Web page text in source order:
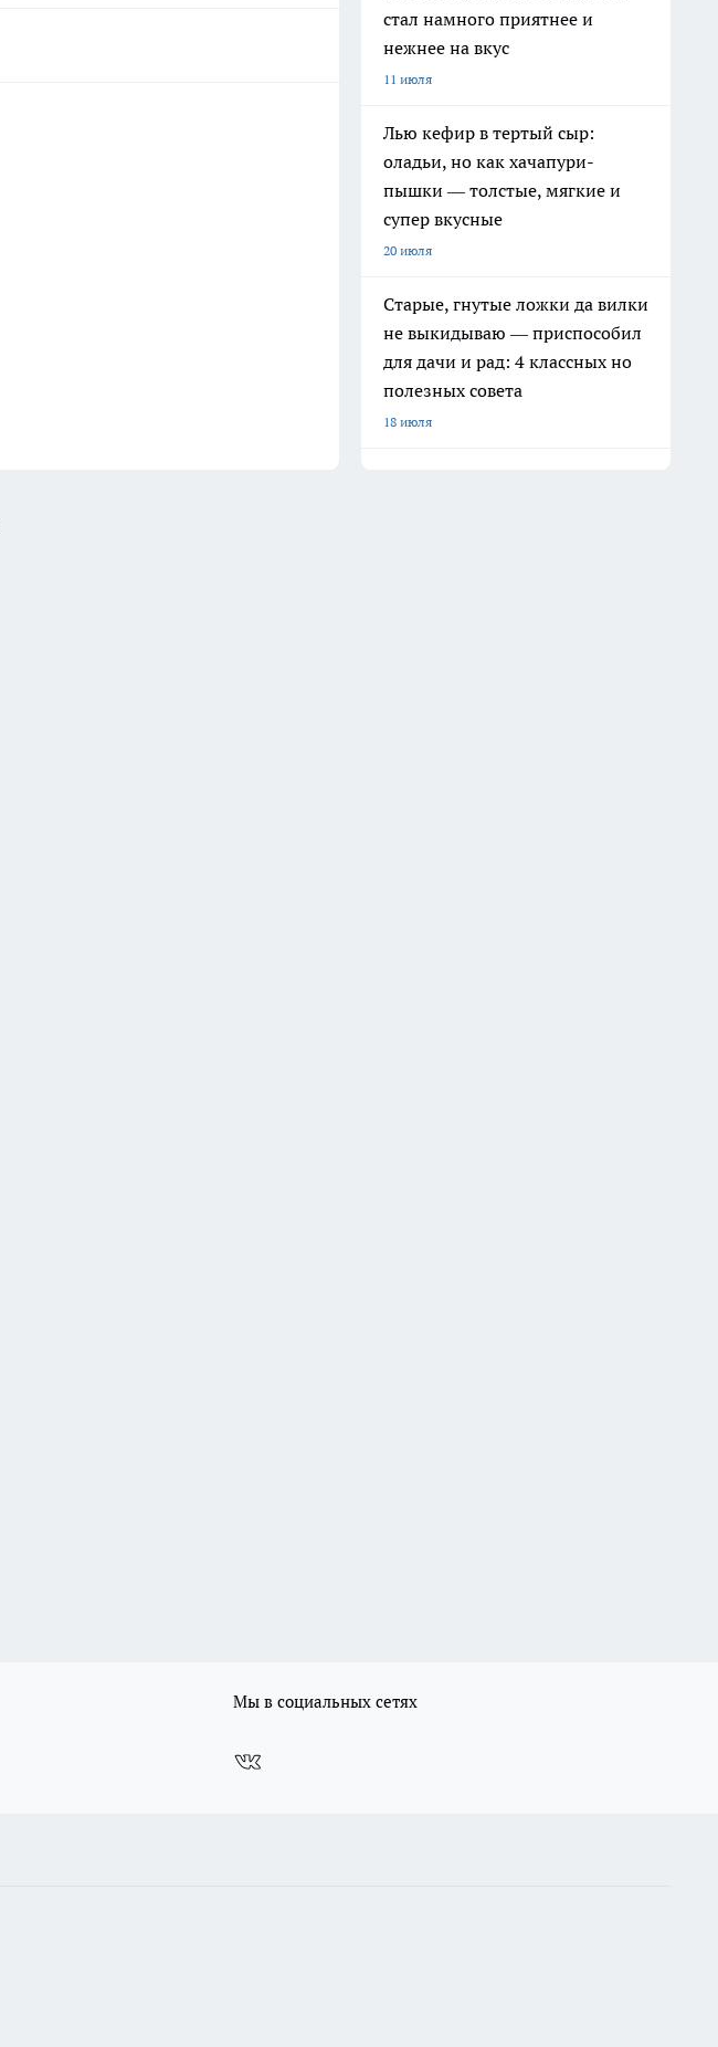
стал намного приятнее и
нежнее на вкус
11 июля
Лью кефир в тертый сыр:
оладьи, но как хачапури-
пышки — толстые, мягкие и
супер вкусные
20 июля
Старые, гнутые ложки да вилки
не выкидываю — приспособил
для дачи и рад: 4 классных но
полезных совета
18 июля
Мы в социальных сетях